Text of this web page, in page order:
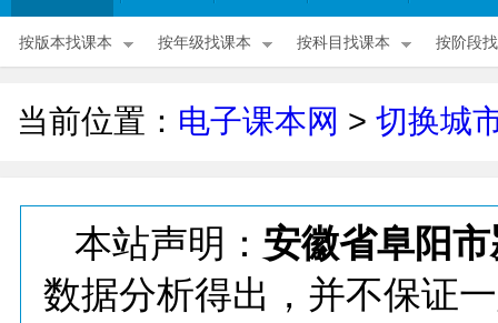
按版本找课本 按年级找课本 按科目找课本 按阶段
当前位置： 电子课本网 > 切换城
本站声明： 安徽省阜阳
数据分析得出，并不保证